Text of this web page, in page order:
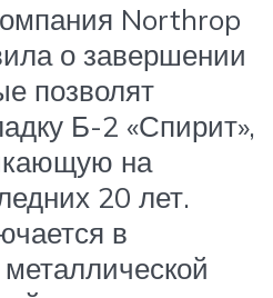
Northrop
о завершении
позволят
Б-2 «Спирит»,
на
20 лет.
в